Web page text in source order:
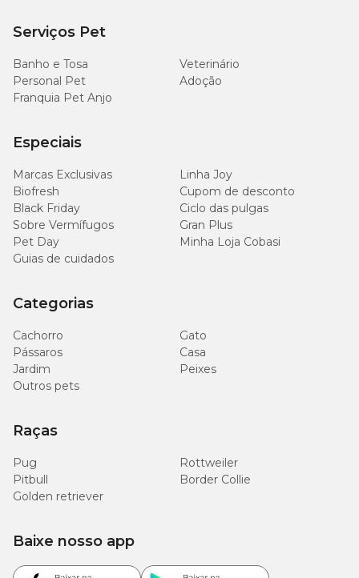
Serviços Pet
Banho e Tosa
Veterinário
Personal Pet
Adoção
Franquia Pet Anjo
Especiais
Marcas Exclusivas
Linha Joy
Biofresh
Cupom de desconto
Black Friday
Ciclo das pulgas
Sobre Vermífugos
Gran Plus
Pet Day
Minha Loja Cobasi
Guias de cuidados
Categorias
Cachorro
Gato
Pássaros
Casa
Jardim
Peixes
Outros pets
Raças
Pug
Rottweiler
Pitbull
Border Collie
Golden retriever
Baixe nosso app